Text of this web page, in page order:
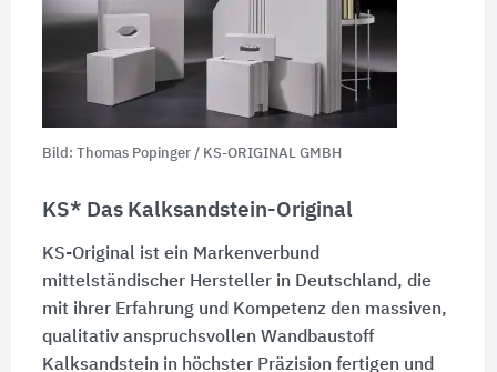
Bild: Thomas Popinger / KS-ORIGINAL GMBH
KS* Das Kalksandstein-Original
KS-Original ist ein Markenverbund
mittelständischer Hersteller in Deutschland, die
mit ihrer Erfahrung und Kompetenz den massiven,
qualitativ anspruchsvollen Wandbaustoff
Kalksandstein in höchster Präzision fertigen und